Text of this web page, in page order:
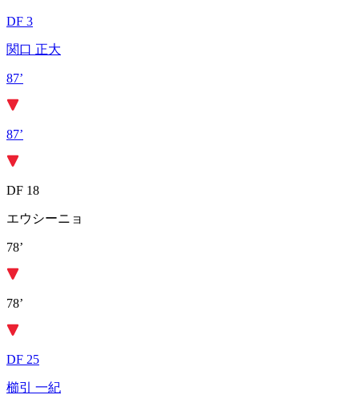
DF 3
関口 正大
87’
87’
DF 18
エウシーニョ
78’
78’
DF 25
櫛引 一紀